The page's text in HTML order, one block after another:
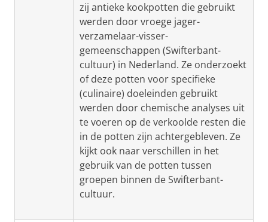
zij antieke kookpotten die gebruikt
werden door vroege jager-
verzamelaar-visser-
gemeenschappen (Swifterbant-
cultuur) in Nederland. Ze onderzoekt
of deze potten voor specifieke
(culinaire) doeleinden gebruikt
werden door chemische analyses uit
te voeren op de verkoolde resten die
in de potten zijn achtergebleven. Ze
kijkt ook naar verschillen in het
gebruik van de potten tussen
groepen binnen de Swifterbant-
cultuur.